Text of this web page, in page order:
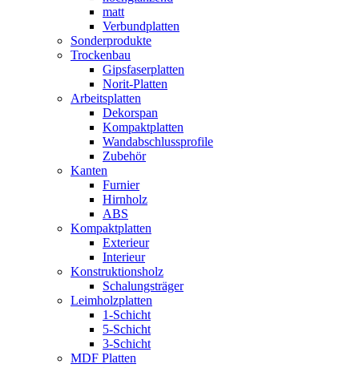
matt
Verbundplatten
Sonderprodukte
Trockenbau
Gipsfaserplatten
Norit-Platten
Arbeitsplatten
Dekorspan
Kompaktplatten
Wandabschlussprofile
Zubehör
Kanten
Furnier
Hirnholz
ABS
Kompaktplatten
Exterieur
Interieur
Konstruktionsholz
Schalungsträger
Leimholzplatten
1-Schicht
5-Schicht
3-Schicht
MDF Platten